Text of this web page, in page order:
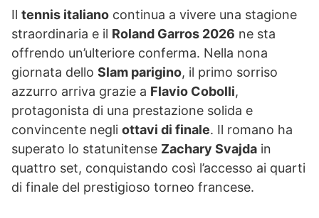
Il tennis italiano continua a vivere una stagione
straordinaria e il Roland Garros 2026 ne sta
offrendo un’ulteriore conferma. Nella nona
giornata dello Slam parigino, il primo sorriso
azzurro arriva grazie a Flavio Cobolli,
protagonista di una prestazione solida e
convincente negli ottavi di finale. Il romano ha
superato lo statunitense Zachary Svajda in
quattro set, conquistando così l’accesso ai quarti
di finale del prestigioso torneo francese.